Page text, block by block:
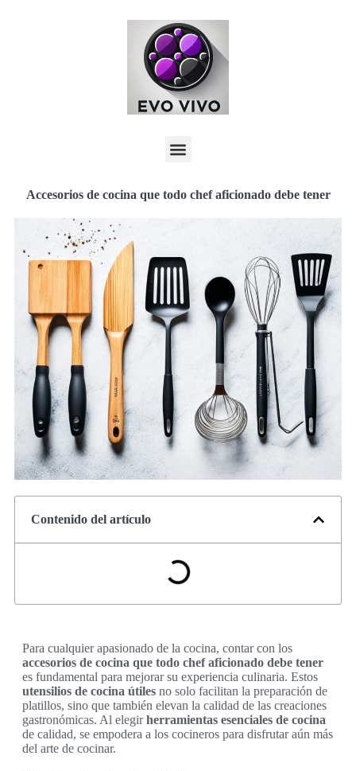
Accesorios de cocina que todo chef aficionado debe tener
Contenido del artículo
Para cualquier apasionado de la cocina, contar con los
accesorios de cocina que todo chef aficionado debe tener
es fundamental para mejorar su experiencia culinaria. Estos
utensilios de cocina útiles no solo facilitan la preparación de
platillos, sino que también elevan la calidad de las creaciones
gastronómicas. Al elegirherramientas esenciales de cocina
de calidad, se empodera a los cocineros para disfrutar aún más
del arte de cocinar.